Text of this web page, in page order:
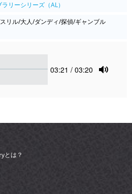
リーシリーズ（AL）
リル/大人/ダンディ/探偵/ギャンブル
Current
03:21 / 03:20
とは？